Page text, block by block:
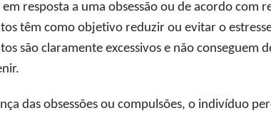
resposta a uma obsessão ou de acordo com
têm como objetivo reduzir ou evitar o
são claramente excessivos e não
das obsessões ou compulsões, o indivíduo